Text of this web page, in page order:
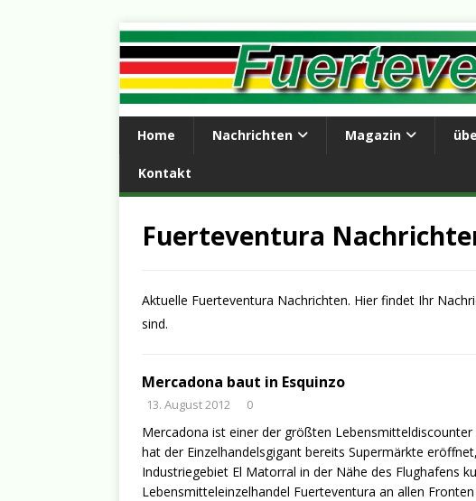
Home Nachrichten Magazin
Kontakt
Fuerteventura
Aktuelle Fuerteventura Nachrichten. Hier findet Ihr
sind.
Mercadona baut in Esquinzo
13. August 2012 0
Mercadona ist einer der größten
hat der Einzelhandelsgigant bereits Supermärkte
Industriegebiet El Matorral in der Nähe des Flughafens
Lebensmitteleinzelhandel Fuerteventura an allen